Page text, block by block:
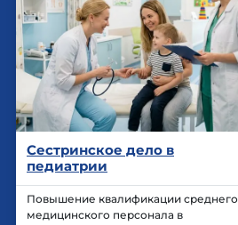
Сестринское дело в
педиатрии
Повышение квалификации среднего
медицинского персонала в